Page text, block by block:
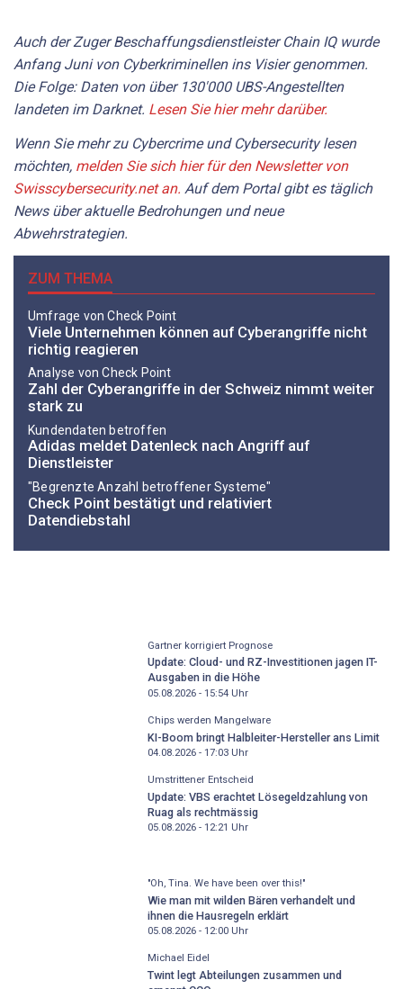
Auch der Zuger Beschaffungsdienstleister Chain IQ wurde
Anfang Juni von Cyberkriminellen ins Visier genommen.
Die Folge: Daten von über 130'000 UBS-Angestellten
landeten im Darknet. Lesen Sie hier mehr darüber.
Wenn Sie mehr zu Cybercrime und Cybersecurity lesen
möchten, melden Sie sich hier für den Newsletter von
Swisscybersecurity.net an. Auf dem Portal gibt es täglich
News über aktuelle Bedrohungen und neue
Abwehrstrategien.
ZUM THEMA
Umfrage von Check Point
Viele Unternehmen können auf Cyberangriffe nicht
richtig reagieren
Analyse von Check Point
Zahl der Cyberangriffe in der Schweiz nimmt weiter
stark zu
Kundendaten betroffen
Adidas meldet Datenleck nach Angriff auf
Dienstleister
"Begrenzte Anzahl betroffener Systeme"
Check Point bestätigt und relativiert
Datendiebstahl
Gartner korrigiert Prognose
Update: Cloud- und RZ-Investitionen jagen IT-
Ausgaben in die Höhe
05.08.2026 - 15:54Uhr
Chips werden Mangelware
KI-Boom bringt Halbleiter-Hersteller ans Limit
04.08.2026 - 17:03Uhr
Umstrittener Entscheid
Update: VBS erachtet Lösegeldzahlung von
Ruag als rechtmässig
05.08.2026 - 12:21 Uhr
"Oh, Tina. We have been over this!"
Wie man mit wilden Bären verhandelt und
ihnen die Hausregeln erklärt
05.08.2026 - 12:00Uhr
Michael Eidel
Twint legt Abteilungen zusammen und